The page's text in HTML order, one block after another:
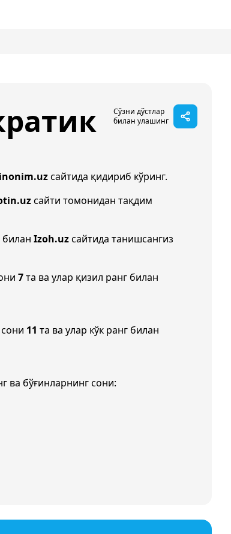
Сўзни дўстлар
билан улашинг
сайтида қидириб кўринг.
сайти томонидан тақдим
билан Izoh.uzсайтида танишсангиз
7та ва улар қизил ранг билан
11 та ва улар кўк ранг билан
ва бўғинларнинг сони: